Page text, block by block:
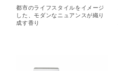
都市のライフスタイルをイメージ
した、モダンなニュアンスが織り
成す香り